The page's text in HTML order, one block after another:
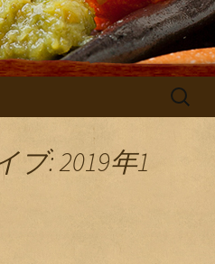
検
ブ: 2019年1